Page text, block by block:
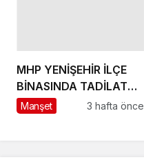
MHP YENİŞEHİR İLÇE
BİNASINDA TADİLAT
BAŞLADI
Manşet 3 hafta önce